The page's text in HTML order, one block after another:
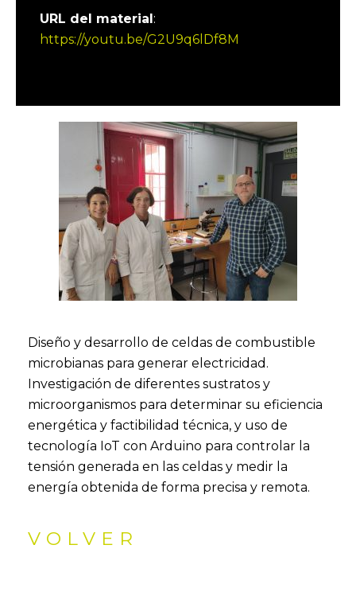
URL del material:
https://youtu.be/G2U9q6lDf8M
Diseño y desarrollo de celdas de combustible
microbianas para generar electricidad.
Investigación de diferentes sustratos y
microorganismos para determinar su eficiencia
energética y factibilidad técnica, y uso de
tecnología IoT con Arduino para controlar la
tensión generada en las celdas y medir la
energía obtenida de forma precisa y remota.
VOLVER